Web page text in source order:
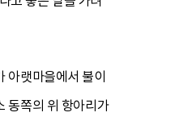
아랫마을에서 불이
동쪽의 위 항아리가